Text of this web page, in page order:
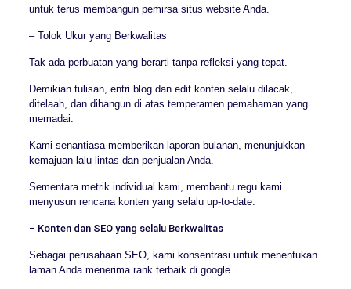
untuk terus membangun pemirsa situs website Anda.
– Tolok Ukur yang Berkwalitas
Tak ada perbuatan yang berarti tanpa refleksi yang tepat.
Demikian tulisan, entri blog dan edit konten selalu dilacak,
ditelaah, dan dibangun di atas temperamen pemahaman yang
memadai.
Kami senantiasa memberikan laporan bulanan, menunjukkan
kemajuan lalu lintas dan penjualan Anda.
Sementara metrik individual kami, membantu regu kami
menyusun rencana konten yang selalu up-to-date.
– Konten dan SEO yang selalu Berkwalitas
Sebagai perusahaan SEO, kami konsentrasi untuk menentukan
laman Anda menerima rank terbaik di google.